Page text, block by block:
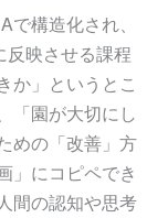
構造化され、
映させる課程
か」というとこ
「園が大切にし
めの「改善」方
」にコピペでき
間の認知や思考